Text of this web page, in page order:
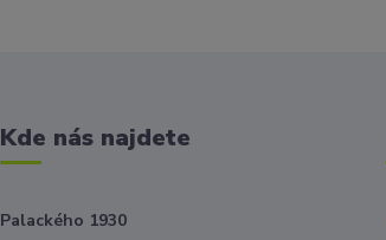
Kde nás najdete
Palackého 1930